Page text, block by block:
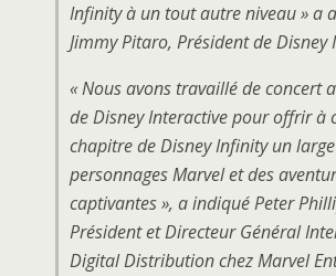
Infinity à un tout autre niveau » a
Jimmy Pitaro, Président de Disney
« Nous avons travaillé de concert
de Disney Interactive pour offrir à
chapitre de Disney Infinity un
personnages Marvel et des
captivantes », a indiqué Peter
Président et Directeur Général
Digital Distribution chez Marvel